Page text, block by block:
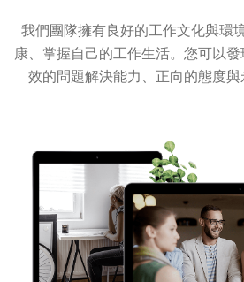
我們團隊擁有良好的工作文化與環
康、掌握自己的工作生活。您可以
效的問題解決能力、正向的態度與